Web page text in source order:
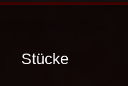
Stücke